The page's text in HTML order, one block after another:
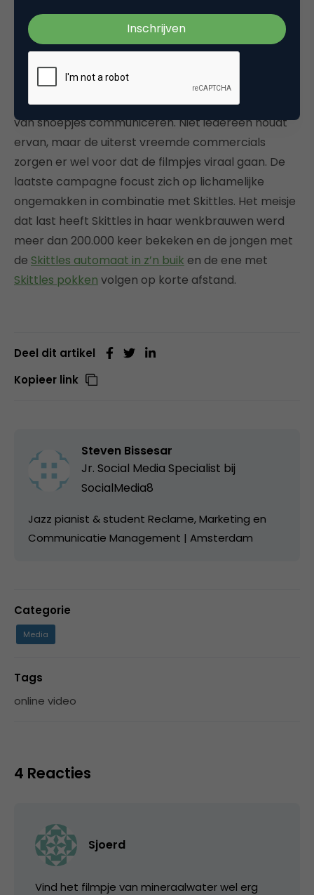
Skittlesstaat bekend om een opmerkelijke manier
van snoepjes communiceren. Niet iedereen houdt
ervan, maar de uiterst vreemde commercials
zorgen er wel voor dat de filmpjes viraal gaan. De
laatste campagne focust zich op lichamelijke
ongemakken in combinatie met Skittles. Het meisje
dat last heeft Skittles in haar wenkbrauwen werd
meer dan 200.000 keer bekeken en de jongen met
de Skittles automaat in z’n buik en de ene met
Skittles pokken volgen op korte afstand.
Deel dit artikel
Kopieer link
Steven Bissesar
Jr. Social Media Specialist bij
SocialMedia8
Jazz pianist & student Reclame, Marketing en
Communicatie Management | Amsterdam
Categorie
Media
Tags
online video
4 Reacties
Sjoerd
Vind het filmpje van mineraalwater wel erg